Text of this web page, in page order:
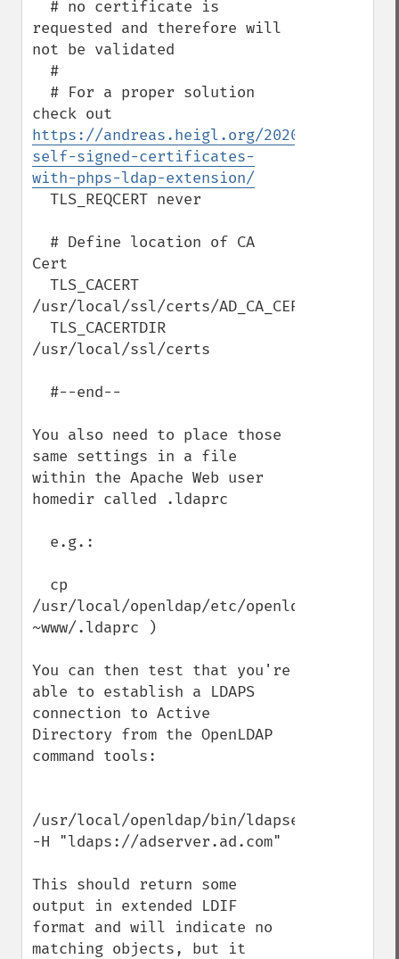
requested and therefore will
not be validated
https://andreas.heigl.org/2020/01/31/
self-signed-certificates-
with-phps-ldap-extension/
Cert
/usr/local/ssl/certs/AD_CA_CERT.pem
/usr/local/ssl/certs
You also need to place those
same settings in a file
within the Apache Web user
homedir called .ldaprc
/usr/local/openldap/etc/openldap/
~www/.ldaprc )
You can then test that you're
able to establish a LDAPS
connection to Active
Directory from the OpenLDAP
command tools:
/usr/local/openldap/bin/ldapsearch
-H "ldaps://adserver.ad.com"
This should return some
output in extended LDIF
format and will indicate no
matching objects, but it